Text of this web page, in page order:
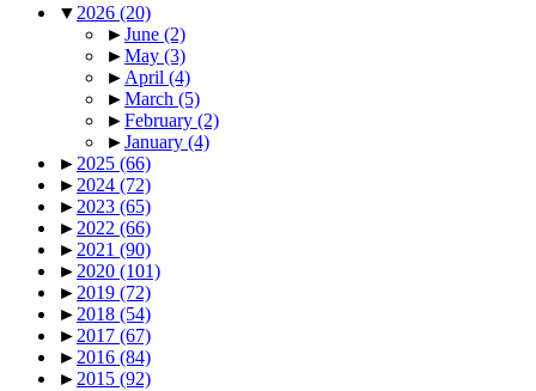
▼ 2026 (20)
►June (2)
►May (3)
► April (4)
►March (5)
►February (2)
►January (4)
► 2025 (66)
► 2024 (72)
► 2023 (65)
► 2022 (66)
► 2021 (90)
► 2020 (101)
► 2019 (72)
► 2018 (54)
► 2017 (67)
► 2016 (84)
► 2015 (92)